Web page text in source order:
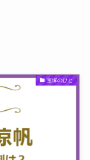
宝塚のひと